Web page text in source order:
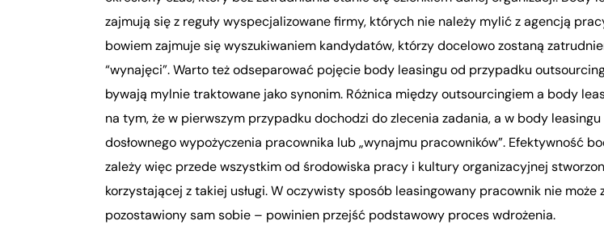
zajmują się z reguły wyspecjalizowane firmy, których nie należy mylić z agencją
bowiem zajmuje się wyszukiwaniem kandydatów, którzy docelowo zostaną
“wynajęci”. Warto też odseparować pojęcie body leasingu od przypadku
bywają mylnie traktowane jako synonim. Różnica między outsourcingiem a body
na tym, że w pierwszym przypadku dochodzi do zlecenia zadania, a w body
dosłownego wypożyczenia pracownika lub „wynajmu pracowników”. Efektywność
zależy więc przede wszystkim od środowiska pracy i kultury organizacyjnej
korzystającej z takiej usługi. W oczywisty sposób leasingowany pracownik nie może
pozostawiony sam sobie – powinien przejść podstawowy proces wdrożenia.